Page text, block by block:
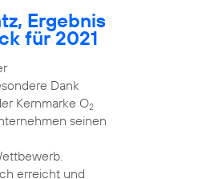
Ergebnis
für 2021
Dank
Kernmarke O2
seinen
erreicht und